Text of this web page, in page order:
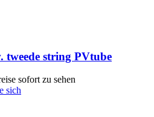
tweede string PVtube
sofort zu sehen
sich